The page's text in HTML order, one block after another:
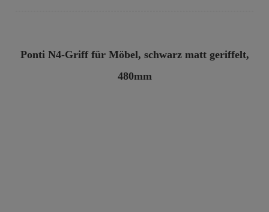
Ponti N4-Griff für Möbel, schwarz matt geriffelt,
480mm